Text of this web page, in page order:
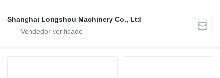
Shanghai Longshou Machinery Co., Ltd